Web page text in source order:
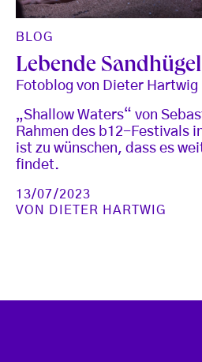
BLOG
Lebende Sandhügel
Fotoblog von Dieter Hartwig
„Shallow Waters“ von
Rahmen des b12-Festivals
ist zu wünschen, dass es
findet.
13/07/2023
VON
DIETER HARTWIG